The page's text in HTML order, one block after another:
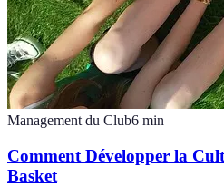
Management du Club6 min
Comment Développer la
Basket